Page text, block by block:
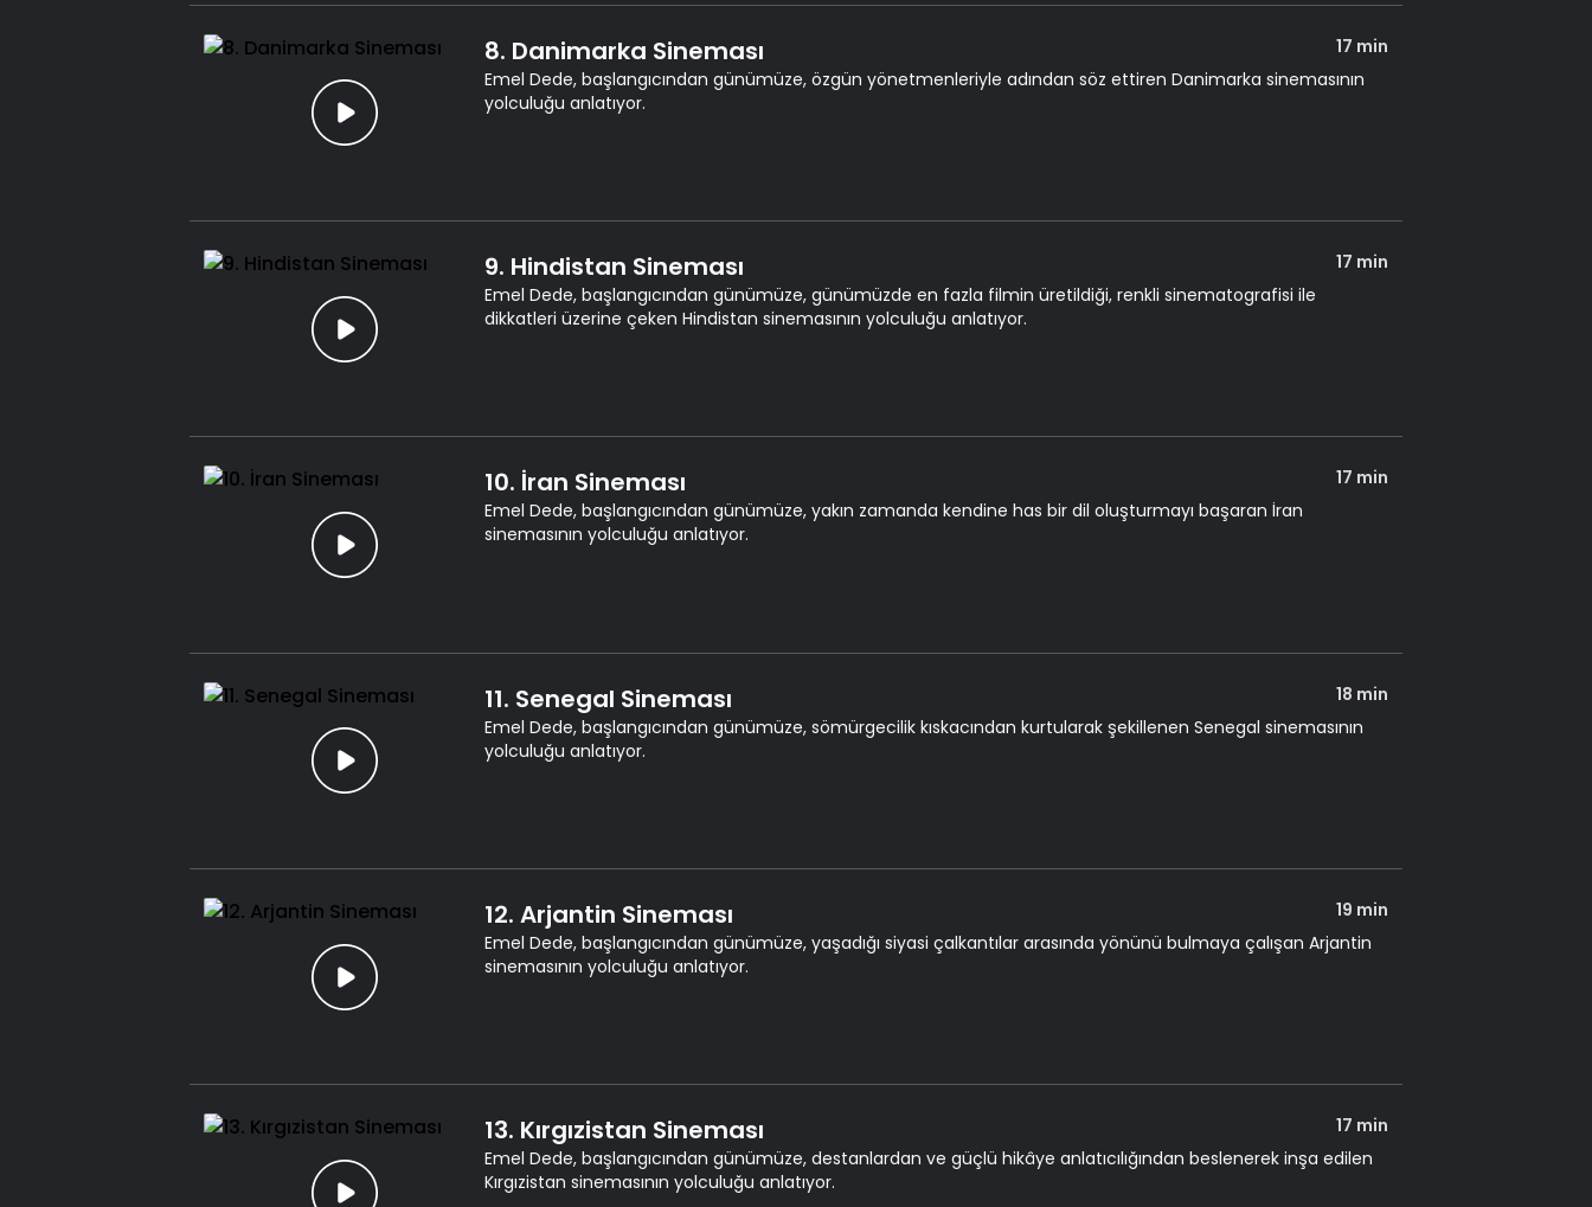
8. Danimarka Sineması
17 min
Emel Dede, başlangıcından günümüze, özgün yönetmenleriyle adından söz ettiren Danimarka sinemasının
yolculuğu anlatıyor.
9. Hindistan Sineması
17 min
Emel Dede, başlangıcından günümüze, günümüzde en fazla filmin üretildiği, renkli sinematografisi ile
dikkatleri üzerine çeken Hindistan sinemasının yolculuğu anlatıyor.
10. İran Sineması
17 min
Emel Dede, başlangıcından günümüze, yakın zamanda kendine has bir dil oluşturmayı başaran İran
sinemasının yolculuğu anlatıyor.
11. Senegal Sineması
18 min
Emel Dede, başlangıcından günümüze, sömürgecilik kıskacından kurtularak şekillenen Senegal sinemasının
yolculuğu anlatıyor.
12. Arjantin Sineması
19 min
Emel Dede, başlangıcından günümüze, yaşadığı siyasi çalkantılar arasında yönünü bulmaya çalışan Arjantin
sinemasının yolculuğu anlatıyor.
13. Kırgızistan Sineması
17 min
Emel Dede, başlangıcından günümüze, destanlardan ve güçlü hikâye anlatıcılığından beslenerek inşa edilen
Kırgızistan sinemasının yolculuğu anlatıyor.